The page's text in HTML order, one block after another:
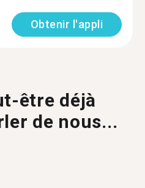
Obtenir l'appli
être déjà
de nous...